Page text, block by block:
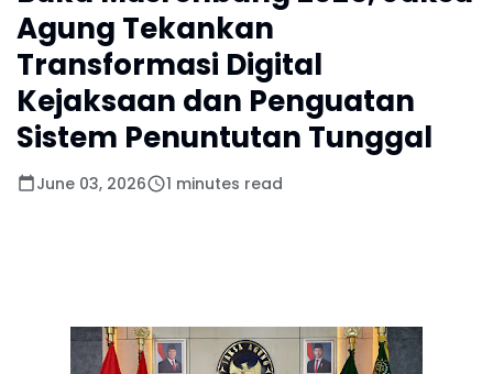
Agung Tekankan
Transformasi Digital
Kejaksaan dan Penguatan
Sistem Penuntutan Tunggal
June 03, 2026 1 minutes read